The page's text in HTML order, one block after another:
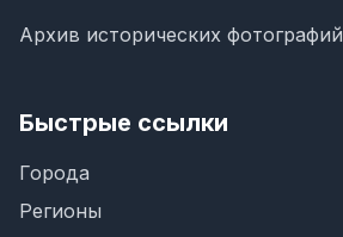
Архив исторических фотографий
Быстрые ссылки
Города
Регионы